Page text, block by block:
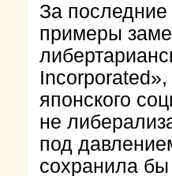
За последние
примеры
японского
не
под
сохранила